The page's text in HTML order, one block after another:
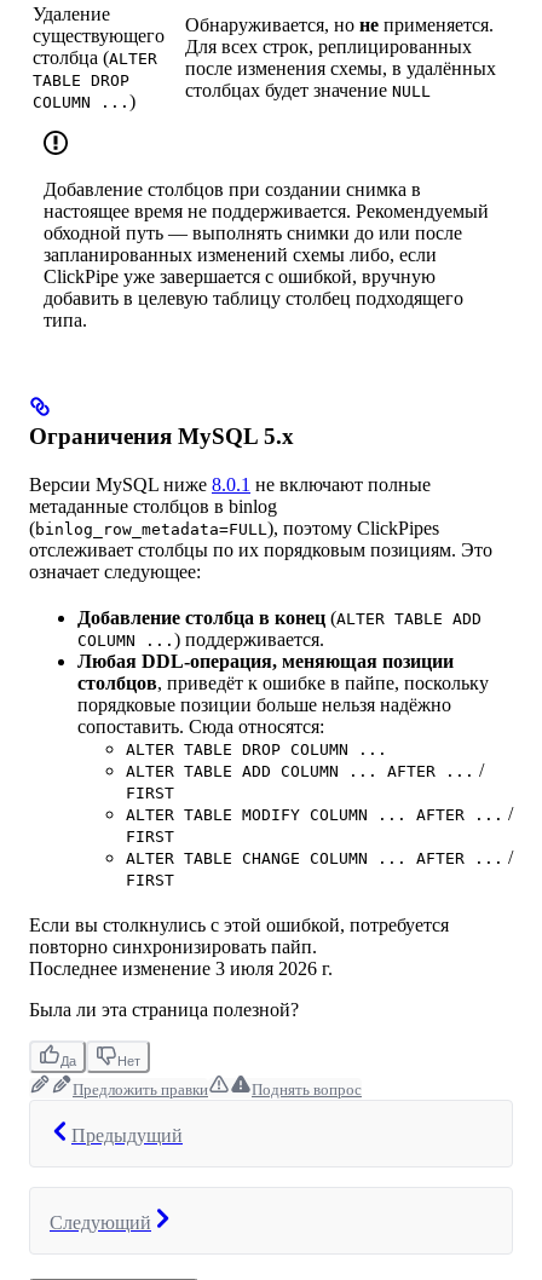
Удаление
существующего
столбца (ALTER
TABLE DROP
COLUMN ... )
Обнаруживается, но не применяется.
Для всех строк, реплицированных
после изменения схемы, в удалённых
столбцах будет значение NULL
Добавление столбцов при создании снимка в
настоящее время не поддерживается. Рекомендуемый
обходной путь — выполнять снимки до или после
запланированных изменений схемы либо, если
ClickPipe уже завершается с ошибкой, вручную
добавить в целевую таблицу столбец подходящего
типа.
Ограничения MySQL 5.x
Версии MySQL ниже 8.0.1 не включают полные
метаданные столбцов в binlog
(binlog_row_metadata=FULL), поэтому ClickPipes
отслеживает столбцы по их порядковым позициям. Это
означает следующее:
Добавление столбца в конец (ALTER TABLE ADD
COLUMN ... ) поддерживается.
Любая DDL-операция, меняющая позиции
столбцов, приведёт к ошибке в пайпе, поскольку
порядковые позиции больше нельзя надёжно
сопоставить. Сюда относятся:
ALTER TABLE DROP COLUMN ...
ALTER TABLE ADD COLUMN ... AFTER ... /
FIRST
ALTER TABLE MODIFY COLUMN ... AFTER ... /
FIRST
ALTER TABLE CHANGE COLUMN ... AFTER ... /
FIRST
Если вы столкнулись с этой ошибкой, потребуется
повторно синхронизировать пайп.
Последнее изменение 3 июля 2026 г.
Была ли эта страница полезной?
Да Нет
Предложить правки Поднять вопрос
Предыдущий
Следующий